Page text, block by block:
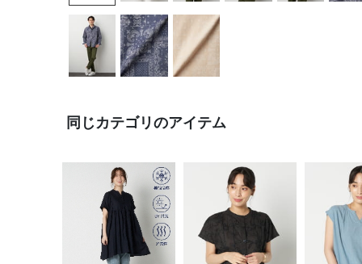
同じカテゴリのアイテム